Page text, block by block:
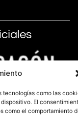
tecnologías como las
El
como el comportamiento